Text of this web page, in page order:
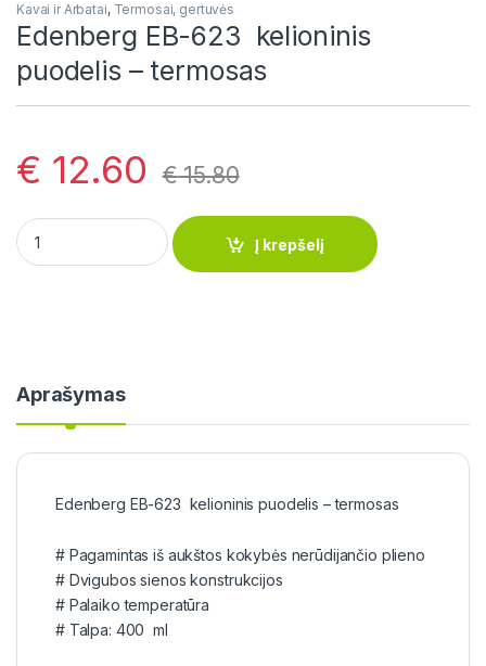
Kavai ir Arbatai, Termosai, gertuvės
Edenberg EB-623 kelioninis
puodelis – termosas
€ 12.60 €15.80
Edenberg EB-623 kelioninis puodelis - termosas quantity
Į krepšelį
Aprašymas
Edenberg EB-623 kelioninis puodelis – termosas
# Pagamintas iš aukštos kokybės nerūdijančio plieno
# Dvigubos sienos konstrukcijos
# Palaiko temperatūra
# Talpa: 400 ml